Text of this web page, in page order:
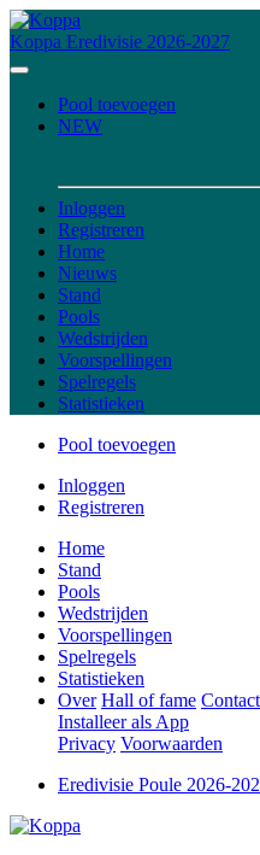
Koppa Eredivisie 2026-2027
Pool toevoegen
NEW
Inloggen
Registreren
Home
Nieuws
Stand
Pools
Wedstrijden
Voorspellingen
Spelregels
Statistieken
Pool toevoegen
Inloggen
Registreren
Home
Stand
Pools
Wedstrijden
Voorspellingen
Spelregels
Statistieken
Over Hall of fame Contact
Installeer als App
Privacy Voorwaarden
Eredivisie Poule 2026-